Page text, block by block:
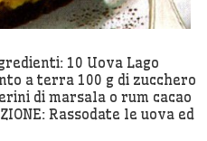
10 Uova Lago
a terra 100 g di zucchero
di marsala o rum cacao
Rassodate le uova ed